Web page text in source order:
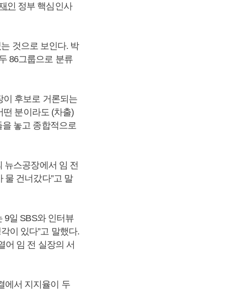
인 정부 핵심인사
것으로 보인다. 박
86그룹으로 분류
이 후보로 거론되는
떤 분이라도 (차출)
놓고 종합적으로
뉴스공장에서 임 전
물 건너갔다”고 말
9일 SBS와 인터뷰
이 있다”고 말했다.
어 임 전 실장의 서
에서 지지율이 두